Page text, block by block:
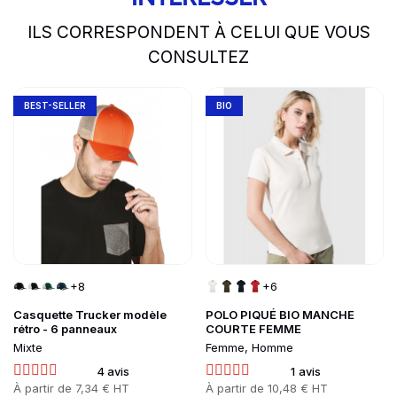
ILS CORRESPONDENT À CELUI QUE VOUS
CONSULTEZ
slide1 to 2of 5
Casquette Trucker modèle
rétro - 6 panneaux
Mixte
4 avis
Prix
À partir de 7,34 € HT
BEST-SELLER
+8
Go to product page
POLO PIQUÉ BIO MANCHE
COURTE FEMME
Femme, Homme
1 avis
Prix
À partir de 10,48 € HT
BIO
+6
Go to product page